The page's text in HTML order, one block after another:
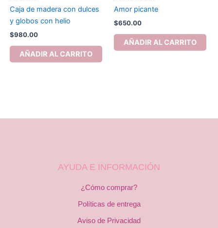
Caja de madera con dulces
y globos con helio
$980.00
AÑADIR AL CARRITO
Amor picante
$650.00
AÑADIR AL CARRITO
AYUDA E INFORMACIÓN
¿Cómo comprar?
Políticas de entrega
Aviso de Privacidad